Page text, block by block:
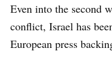
Even into the second
conflict, Israel has
European press